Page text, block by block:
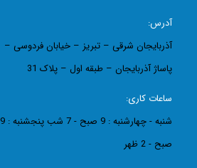
آدرس:
آذربایجان شرقی – تبریز – خیابان فردوسی –
پاساژ آذربایجان – طبقه اول – پلاک 31
ساعات کاری:
شنبه - چهارشنبه : 9 صبح - 7 شب پنجشنبه : 9
صبح - 2 ظهر